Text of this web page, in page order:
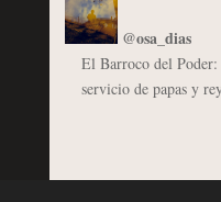
@osa_dias
El Barroco del
servicio de papas y